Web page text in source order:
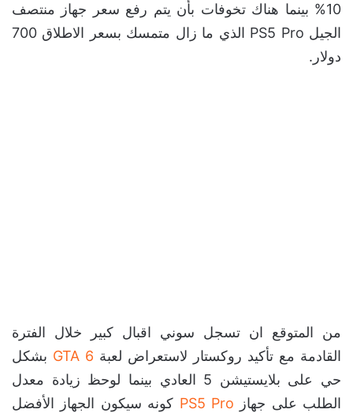
10% بينما هناك تخوفات بأن يتم رفع سعر جهاز منتصف
الجيل PS5 Pro الذي ما زال متمسك بسعر الاطلاق 700
دولار.
من المتوقع ان تسجل سوني اقبال كبير خلال الفترة
القادمة مع تأكيد روكستار لاستعراض لعبة GTA 6 بشكل
حي على بلايستيشن 5 العادي بينما لوحظ زيادة معدل
الطلب على جهاز PS5 Pro كونه سيكون الجهاز الأفضل